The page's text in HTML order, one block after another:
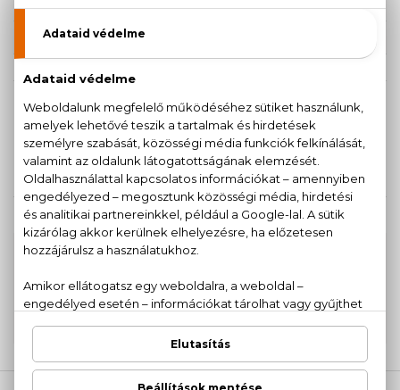
Törzsvásárlóknak csak:
ÚJDONSÁG
50 ml
20.170 Ft
KAPCSOLÓDÓ TERMÉKEK
100% eredeti termékek,14 napos visszaküldési
Kérdésed van, elakadtál? Hívd ügyfélszolgálatunkat: +36
20 779 1924